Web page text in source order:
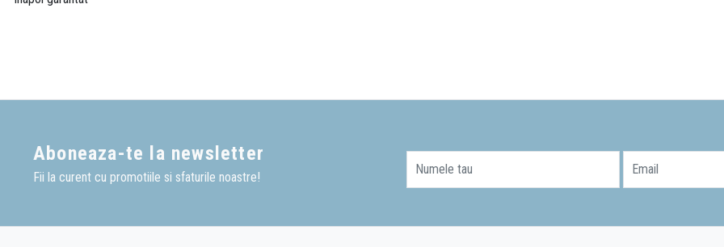
Aboneaza-te la newsletter
Fii la curent cu promotiile si sfaturile noastre!
Numele tau Email